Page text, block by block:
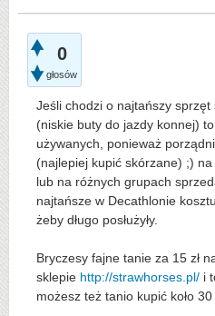
0
głosów
Jeśli chodzi o najtańszy
(niskie buty do jazdy konnej)
używanych, ponieważ
(najlepiej kupić skórzane) ;) na
lub na różnych grupach
najtańsze w Decathlonie
żeby długo posłużyły.
Bryczesy fajne tanie za 15 zł
sklepie http://strawhorses.pl/ i
możesz też tanio kupić koło 30